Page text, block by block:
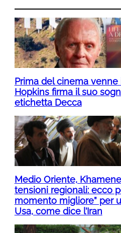
Prima del cinema
Hopkins firma il suo
etichetta Decca
Medio Oriente,
tensioni regionali: ecco
momento migliore” per
Usa, come dice l’Iran